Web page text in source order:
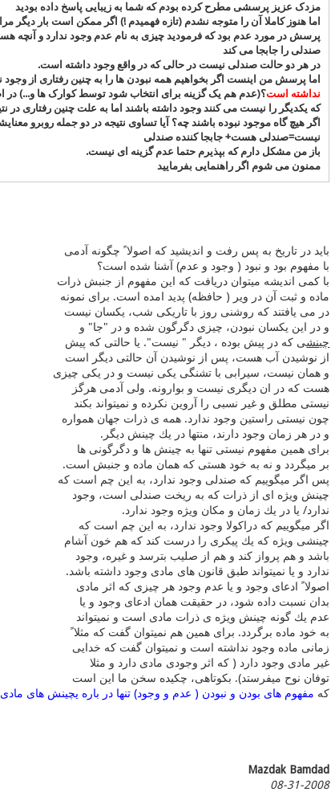
مزدک عزیز پرسشی مطرح کرده بودم که شما به زیبایی پاسخ داده بودید
اما هنوز کاملا آن را متوجه نشدم (تازه فهمیدم !) اگر ممکن است بار دیگر مرا
پرسش در مورد عدم بود که فرمودید چیزی به نام عدم وجود ندارد و آنچه
صندلی را جابجا می کند
در هر دو حالت صندلی نیست در حالی که در واقع وجود داشته است.
اما پرسش من اینست اگر بخواهیم همه نبودن ها را به چنین رفتاری از
نداشته است؟(عدم هم یک گزینه برای انتخاب شود توسط کوارک ها و...)
که یکدیگر را نیست می کنند وجود داشته باشند اما به علت چنین رفتاری در
اگر هیچ گاه موجود نبوده باشند چه؟ آیا تساوی نتیجه در دو جمله روبرو
نیست=صندلی هست+ جابجا کننده صندلی
باز من مشکل دارم که بپذیرم حتما عدم گزینه ای نیست.
ممنون می شوم اگر راهنمایی بفرمایید
باید در تاریخ به پس رفت و اندیشید كه اصولا ً چگونه آدمی
با مفهوم بود و نبود ( وجود و عدم) آشنا شده است؟
با كمی اندیشه میتوان دریافت كه این مفهوم از جنبش ذرات
ماده و ثبت آن در ویر ( حافظه) پدید امده است. برای نمونه
در می یافتند كه روشنی روز با تاریكی شب، یكسان نیست
و در این یكسان نبودن، چیزی دگرگون شده و در "جا" و
چینشی كه در پیش بوده ، دیگر " نیست". یا حالتی كه پیش
از نوشیدن آب هست، پس از نوشیدن آن حالتی دیگر است
و همان نیست، سیرابی با تشنگی یكی نیست و در یكی چیزی
هست كه در ان دیگری نیست و بوارونه. ولی آدمی هرگز
نیستی مطلق و غیر نسبی را آروین نكرده و نمیتواند بكند
چون نیستی راستین وجود ندارد. همه ی ذرات جهان همواره
و در هر زمان وجود دارند، منتها در یك چینش دیگر.
برای همین مفهوم نیستی تنها به چینش ها و دگرگونی ها
بر میگردد و نه به خود هستی كه همان ماده و جنبش است.
پس اگر میگوییم كه صندلی وجود ندارد، به این چم است كه
چینش ویژه ای از ذرات كه به ریخت صندلی است، وجود
ندارد/ یا در یك زمان و مكان ویژه وجود ندارد.
اگر میگوییم كه دراكولا وجود ندارد، به این چم است كه
چینشی ویژه كه یك پیكری را درست كند كه هم خون آشام
باشد و هم پرواز كند و هم از صلیب بترسد و غیره، وجود
ندارد و یا نمیتواند طبق قانون های مادی وجود داشته باشد.
اصولا ً ادعای وجود و یا عدم وجود هر چیزی كه اثر مادی
بدان نسبت داده شود، در حقیقت همان ادعای وجود و یا
عدم یك گونه چینش ویژه ی ذرات مادی است و نمیتواند
به خود ماده برگردد. برای همین هم نمیتوان گفت كه مثلا ً
زمانی ماده وجود نداشته است و نمیتوان گفت كه خدایی
غیر مادی وجود دارد ( كه اثر وجودی مادی دارد و مثلا
توفان نوح میفرستد). بكوتاهی، چكیده سخن ما این است
كه مفهوم های بودن و نبودن ( عدم و وجود) تنها در باره یچینش های مادی
Mazdak Bamdad
08-31-2008